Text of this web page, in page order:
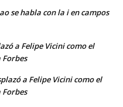
se habla con la i en campos
a Felipe Vicini como el
a Felipe Vicini como el